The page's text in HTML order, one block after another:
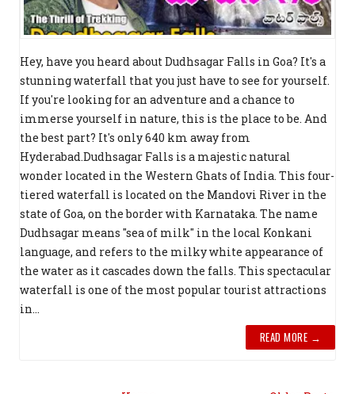
Hey, have you heard about Dudhsagar Falls in Goa? It's a
stunning waterfall that you just have to see for yourself.
If you're looking for an adventure and a chance to
immerse yourself in nature, this is the place to be. And
the best part? It's only 640 km away from
Hyderabad.Dudhsagar Falls is a majestic natural
wonder located in the Western Ghats of India. This four-
tiered waterfall is located on the Mandovi River in the
state of Goa, on the border with Karnataka. The name
Dudhsagar means "sea of milk" in the local Konkani
language, and refers to the milky white appearance of
the water as it cascades down the falls. This spectacular
waterfall is one of the most popular tourist attractions
in...
READ MORE →